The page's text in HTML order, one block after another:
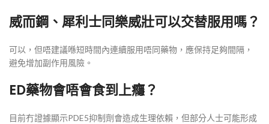
威而鋼、犀利士同樂威壯可以交替服用嗎？
可以，但唔建議喺短時間內連續服用唔同藥物，應保持足夠間隔，
避免增加副作用風險。
ED藥物會唔會食到上癮？
目前冇證據顯示PDE5抑制劑會造成生理依賴，但部分人士可能形成